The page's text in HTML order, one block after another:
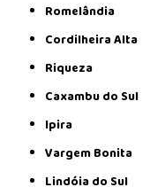
Romelândia
Cordilheira Alta
Riqueza
Caxambu do Sul
Ipira
Vargem Bonita
Lindóia do Sul